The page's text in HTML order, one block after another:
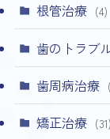
根管治療 (4)
歯のトラブ
歯周病治療
矯正治療 (31)